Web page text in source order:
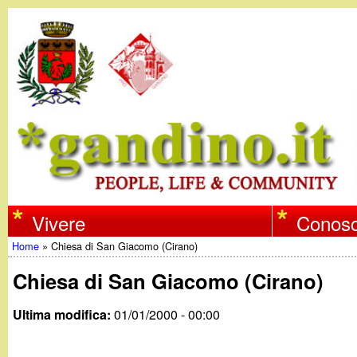
w
w
w
Vivere
Tu
sei
qui
Home »Chiesa di San Giacomo (Cirano)
Chiesa di San Giacomo (Cirano)
Ultima modifica:01/01/2000 - 00:00